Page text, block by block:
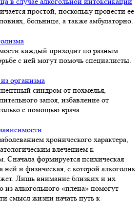
простой, поскольку провести ее
больнице, а также амбулаторно.
каждый приходит по разным
с ней могут помочь специалисты.
организма
синдром от похмелья,
запоя, избавление от
с помощью врача.
хронического характера,
влечением к
Сначала формируется психическая
ней и физическая, с которой алкоголик
Лишь внимание близких и их
из алкогольного «плена» помогут
смысл жизни начать путь к